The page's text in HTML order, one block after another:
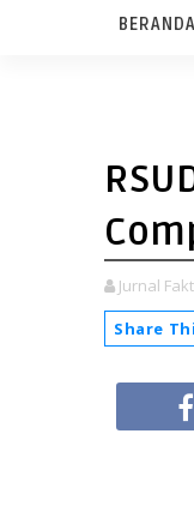
BERANDA
Jurnal
Share